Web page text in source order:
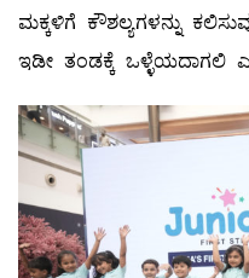
ಮಕ್ಕಳಿಗೆ ಕೌಶಲ್ಯಗಳನ್ನು
ಇಡೀ ತಂಡಕ್ಕೆ ಒಳ್ಳೆಯದಾಗಲಿ